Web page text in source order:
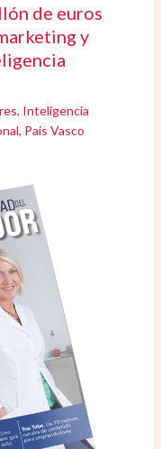
de euros
y
, Inteligencia
, País Vasco